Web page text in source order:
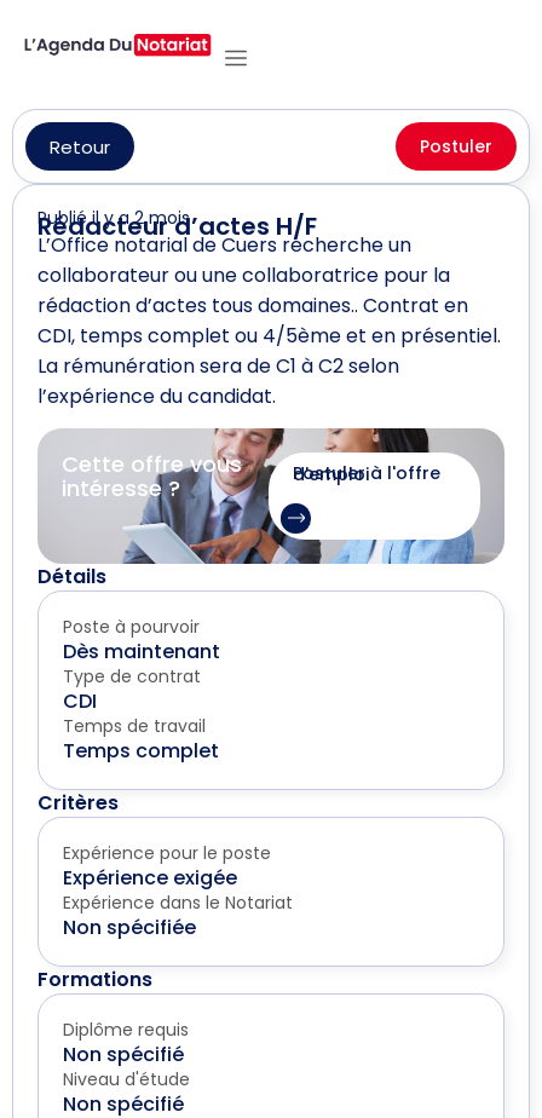
Retour Postuler
Rédacteur d’actes H/F
Publié il y a 2 mois
L’Office notarial de Cuers recherche un
collaborateur ou une collaboratrice pour la
rédaction d’actes tous domaines.. Contrat en
CDI, temps complet ou 4/5ème et en présentiel.
La rémunération sera de C1 à C2 selon
l’expérience du candidat.
Cette offre vous
intéresse ?
Postuler à l'offre d'emploi
Détails
Poste à pourvoir
Dès maintenant
Type de contrat
CDI
Temps de travail
Temps complet
Critères
Expérience pour le poste
Expérience exigée
Expérience dans le Notariat
Non spécifiée
Formations
Diplôme requis
Non spécifié
Niveau d'étude
Non spécifié